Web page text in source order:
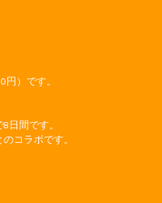
円）です。
8日間です。
のコラボです。